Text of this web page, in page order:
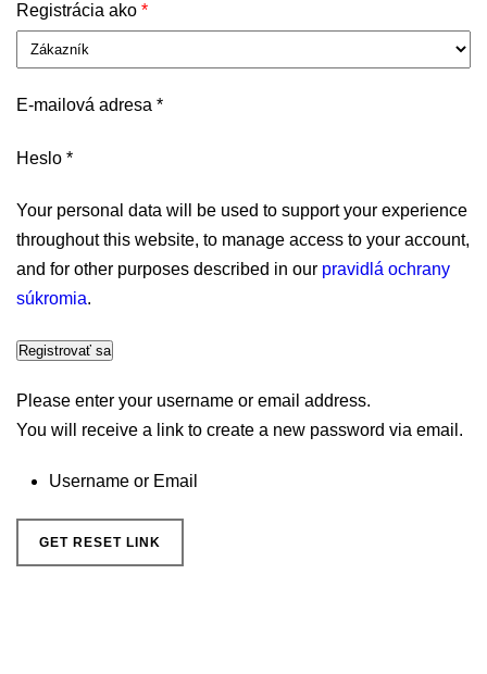
Registrácia ako *
E-mailová adresa *Povinné
Heslo *Povinné
Your personal data will be used to support your experience
throughout this website, to manage access to your account,
and for other purposes described in our pravidlá ochrany
súkromia.
Registrovať sa
Please enter your username or email address.
You will receive a link to create a new password via email.
Username or Email